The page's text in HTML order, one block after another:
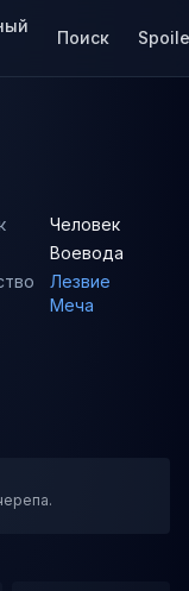
Поиск
Человек
Воевода
Лезвие
Меча